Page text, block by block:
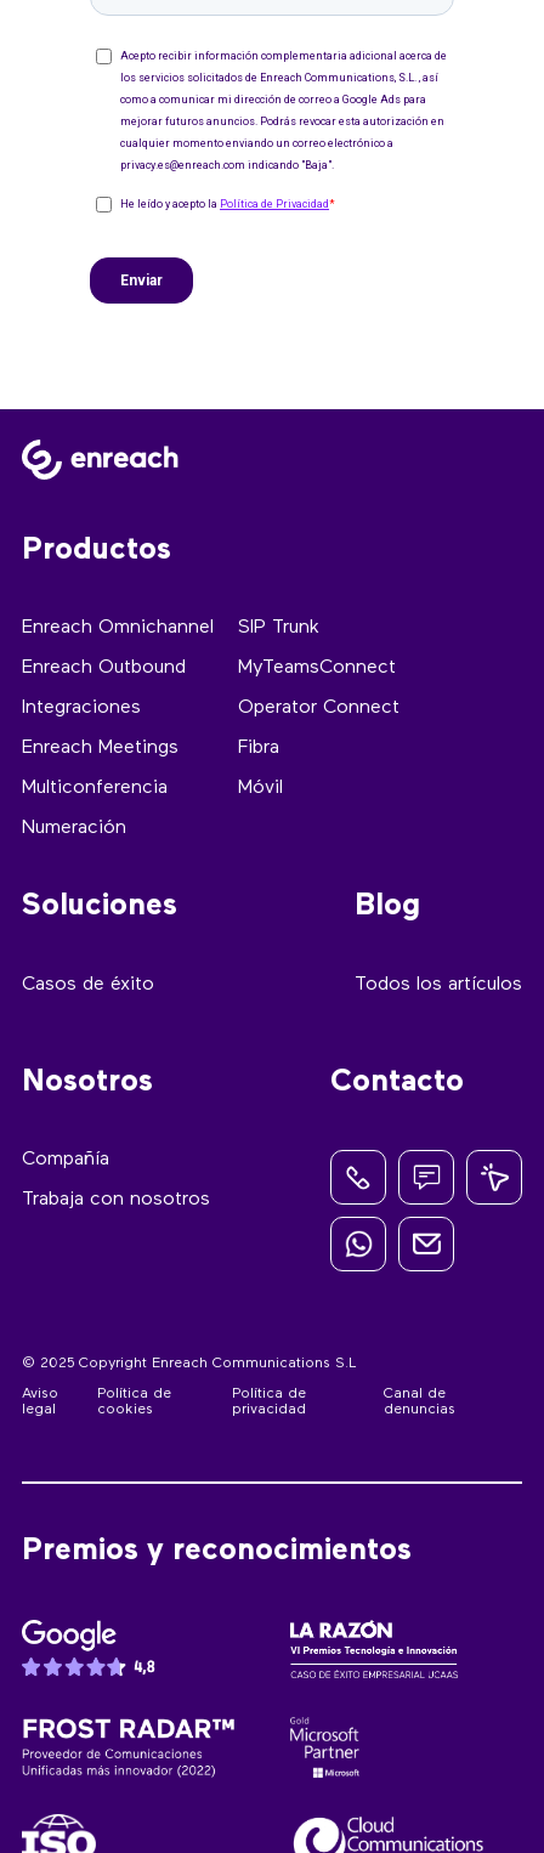
Productos
Enreach Omnichannel
Enreach Outbound
Integraciones
Enreach Meetings
Multiconferencia
Numeración
SIP Trunk
MyTeamsConnect
Operator Connect
Fibra
Móvil
Soluciones
Casos de éxito
Blog
Todos los artículos
Nosotros
Compañía
Trabaja con nosotros
Contacto
© 2025 Copyright Enreach Communications S.L
Aviso
legal
Política de
cookies
Política de
privacidad
Canal de
denuncias
Premios y reconocimientos